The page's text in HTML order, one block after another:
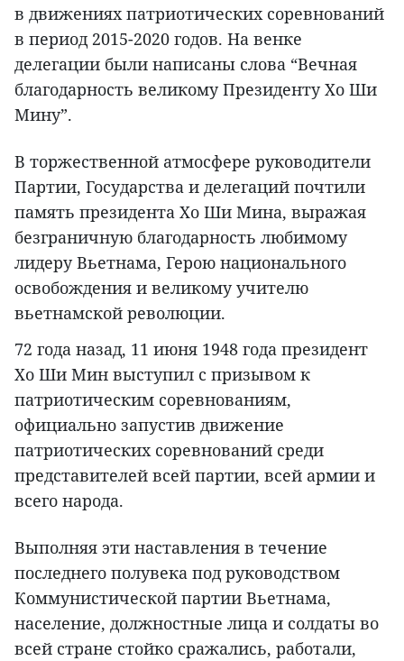
в движениях патриотических соревнований
в период 2015-2020 годов. На венке
делегации были написаны слова “Вечная
благодарность великому Президенту Хо Ши
Мину”.
В торжественной атмосфере руководители
Партии, Государства и делегаций почтили
память президента Хо Ши Мина, выражая
безграничную благодарность любимому
лидеру Вьетнама, Герою национального
освобождения и великому учителю
вьетнамской революции.
72 года назад, 11 июня 1948 года президент
Хо Ши Мин выступил с призывом к
патриотическим соревнованиям,
официально запустив движение
патриотических соревнований среди
представителей всей партии, всей армии и
всего народа.
Выполняя эти наставления в течение
последнего полувека под руководством
Коммунистической партии Вьетнама,
население, должностные лица и солдаты во
всей стране стойко сражались, работали,